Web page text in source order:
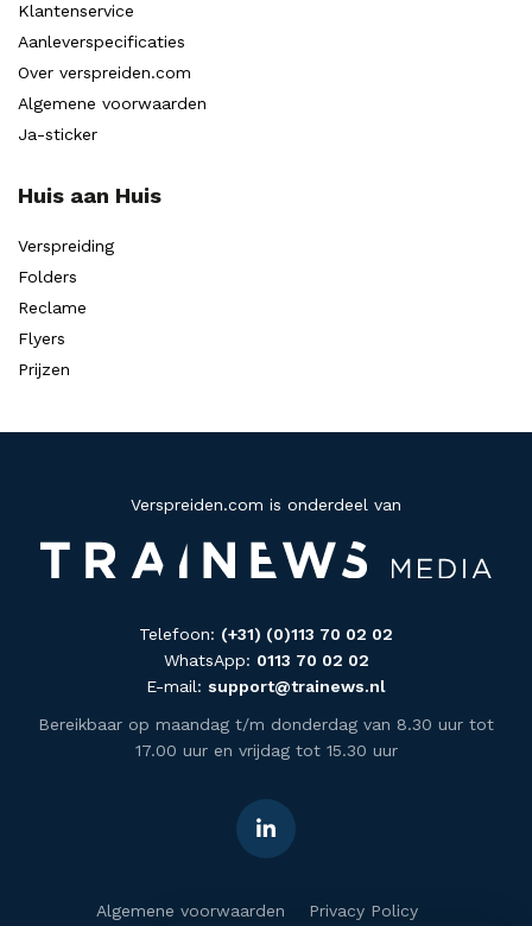
Klantenservice
Aanleverspecificaties
Over verspreiden.com
Algemene voorwaarden
Ja-sticker
Huis aan Huis
Verspreiding
Folders
Reclame
Flyers
Prijzen
Verspreiden.com is onderdeel van
Telefoon: (+31) (0)113 70 02 02
WhatsApp: 0113 70 02 02
E-mail: support@trainews.nl
Bereikbaar op maandag t/m donderdag van 8.30 uur tot
17.00 uur en vrijdag tot 15.30 uur
Algemene voorwaarden Privacy Policy